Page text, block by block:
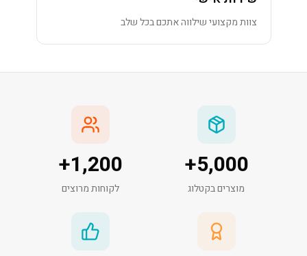
צוות מקצועי שילווה אתכם בכל שלב
5,000
+
מוצרים בקטלוג
1,200
+
לקוחות מרוצים